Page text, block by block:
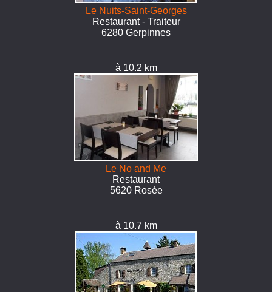
Le Nuits-Saint-Georges
Restaurant - Traiteur
6280 Gerpinnes
à 10.2 km
Le No and Me
Restaurant
5620 Rosée
à 10.7 km